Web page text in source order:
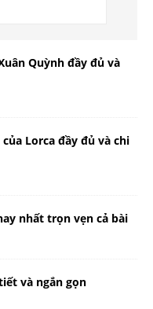
Quỳnh đầy đủ và
Lorca đầy đủ và chi
nhất trọn vẹn cả bài
và ngắn gọn